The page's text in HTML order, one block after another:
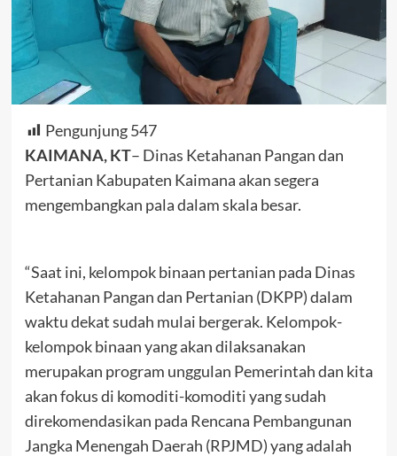
Pengunjung 547
KAIMANA, KT– Dinas Ketahanan Pangan dan
Pertanian Kabupaten Kaimana akan segera
mengembangkan pala dalam skala besar.
“Saat ini, kelompok binaan pertanian pada Dinas
Ketahanan Pangan dan Pertanian (DKPP) dalam
waktu dekat sudah mulai bergerak. Kelompok-
kelompok binaan yang akan dilaksanakan
merupakan program unggulan Pemerintah dan kita
akan fokus di komoditi-komoditi yang sudah
direkomendasikan pada Rencana Pembangunan
Jangka Menengah Daerah (RPJMD) yang adalah